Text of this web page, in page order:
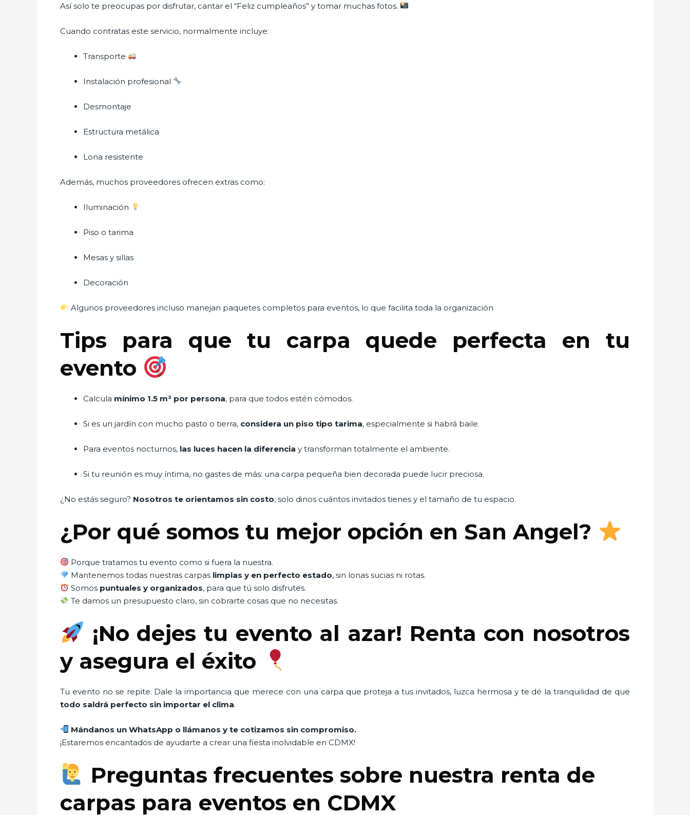
Así solo te preocupas por disfrutar, cantar el “Feliz cumpleaños” y tomar muchas fotos.
Cuando contratas este servicio, normalmente incluye:
Transporte
Instalación profesional
Desmontaje
Estructura metálica
Lona resistente
Además, muchos proveedores ofrecen extras como:
Iluminación
Piso o tarima
Mesas y sillas
Decoración
Algunos proveedores incluso manejan paquetes completos para eventos, lo que facilita toda la organización
Tips para que tu carpa quede perfecta en tu
evento
Calcula mínimo 1.5 m² por persona, para que todos estén cómodos.
Si es un jardín con mucho pasto o tierra, considera un piso tipo tarima, especialmente si habrá baile.
Para eventos nocturnos, las luces hacen la diferencia y transforman totalmente el ambiente.
Si tu reunión es muy íntima, no gastes de más: una carpa pequeña bien decorada puede lucir preciosa.
¿No estás seguro? Nosotros te orientamos sin costo, solo dinos cuántos invitados tienes y el tamaño de tu espacio.
¿Por qué somos tu mejor opción en San Angel?
Porque tratamos tu evento como si fuera la nuestra.
Mantenemos todas nuestras carpas limpias y en perfecto estado, sin lonas sucias ni rotas.
Somos puntuales y organizados, para que tú solo disfrutes.
Te damos un presupuesto claro, sin cobrarte cosas que no necesitas.
¡No dejes tu evento al azar! Renta con nosotros
y asegura el éxito
Tu evento no se repite. Dale la importancia que merece con una carpa que proteja a tus invitados, luzca hermosa y te dé la tranquilidad de que
todo saldrá perfecto sin importar el clima.
Mándanos un WhatsApp o llámanos y te cotizamos sin compromiso.
¡Estaremos encantados de ayudarte a crear una fiesta inolvidable en CDMX!
Preguntas frecuentes sobre nuestra renta de
carpas para eventos en CDMX